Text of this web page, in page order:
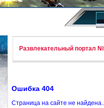
Развлекательный портал
Ошибка 404
Страница на сайте не